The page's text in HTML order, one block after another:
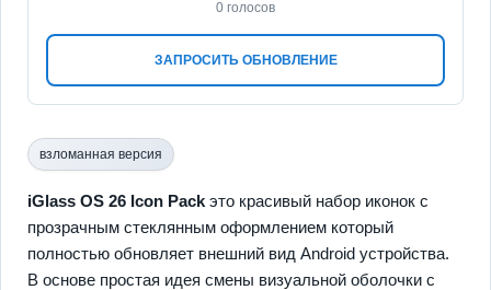
ЗАПРОСИТЬ ОБНОВЛЕНИЕ
0 голосов
взломанная версия
iGlass OS 26 Icon Pack это красивый набор иконок с
прозрачным стеклянным оформлением который
полностью обновляет внешний вид Android устройства.
В основе простая идея смены визуальной оболочки с